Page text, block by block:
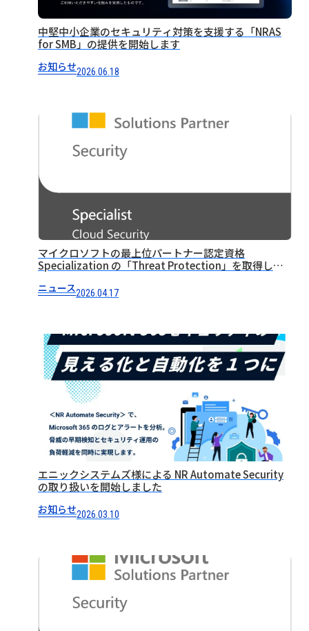
中堅中小企業のセキュリティ対策を支援する「NRAS
for SMB」の提供を開始します
お知らせ2026.06.18
マイクロソフトの最上位パートナー認定資格
Specialization の「Threat Protection」を取得しま
ニュース2026.04.17
エニックシステムズ様による NR Automate Security
の取り扱いを開始しました
お知らせ2026.03.10